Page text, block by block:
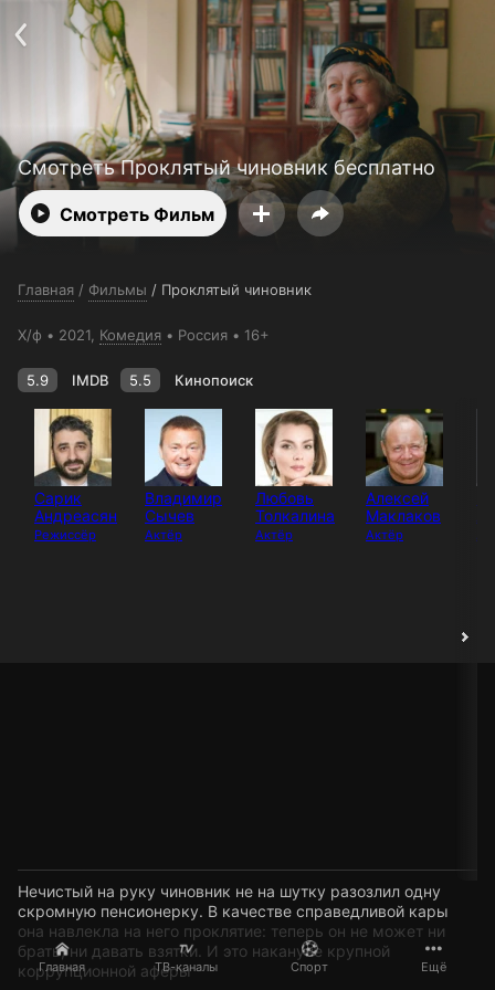
Смотреть 3650 дней бесплатно
Главная ТВ-каналы Спорт Ещё
Смотреть Проклятый чиновник бесплатно
Смотреть Фильм
Главная / Фильмы / Проклятый чиновник
Х/ф 2021, Комедия Россия 16+
5.9 IMDB 5.5 Кинопоиск
Сарик
Андреасян
Режиссёр
Владимир
Сычев
Актёр
Любовь
Толкалина
Актёр
Алексей
Маклаков
Актёр
Нечистый на руку чиновник не на шутку разозлил одну
скромную пенсионерку. В качестве справедливой кары
она навлекла на него проклятие: теперь он не может ни
брать, ни давать взятки. И это накануне крупной
коррупционной аферы
Телефон поддержки: +998 55 516 2111
Пользовательское соглашение
Политика конфиденциальности
Открыть приложение
Ввести промокод